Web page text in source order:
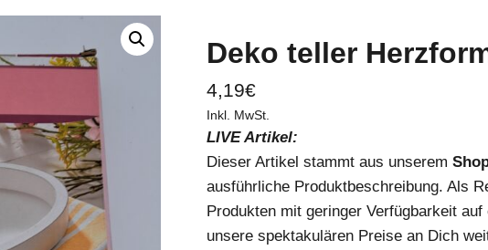
Deko teller
4,19€
Inkl. MwSt.
LIVE Artikel:
Dieser Artikel stammt aus unserem
ausführliche Produktbeschreibung. Als
Produkten mit geringer Verfügbarkeit
unsere spektakulären Preise an Dich